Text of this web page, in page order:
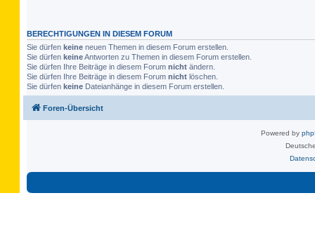
BERECHTIGUNGEN IN DIESEM FORUM
Sie dürfen keine neuen Themen in diesem Forum erstellen.
Sie dürfen keineAntworten zu Themen in diesem Forum erstellen.
Sie dürfen Ihre Beiträge in diesem Forum nicht ändern.
Sie dürfen Ihre Beiträge in diesem Forum nicht löschen.
Sie dürfen keine Dateianhänge in diesem Forum erstellen.
Foren-Übersicht
Powered by